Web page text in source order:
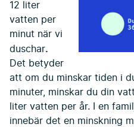
12 liter
vatten per
minut när vi
duschar.
Det betyder
att om du minskar tiden i
minuter, minskar du din
liter vatten per år. I en
innebär det en minskning